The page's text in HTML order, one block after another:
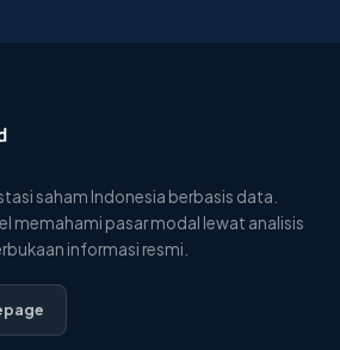
saham Indonesia berbasis data.
memahami pasar modal lewat analisis
informasi resmi.